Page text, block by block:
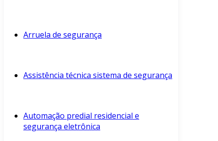
Arruela de segurança
Assistência técnica sistema de segurança
Automação predial residencial e
segurança eletrônica